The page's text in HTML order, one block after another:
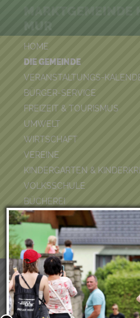
HOME
DIE GEMEINDE
VERANSTALTUNGS-
BÜRGER-SERVICE
FREIZEIT & TOURISMUS
UMWELT
WIRTSCHAFT
VEREINE
KINDERGARTEN &
VOLKSSCHULE
BÜCHEREI
FEUERWEHR
DUATHLON 2026
POOLKALENDER
MUR
Wir verwenden Cookies,
benutzerfreundlich zu
an, dass Sie mit der
einverstanden sind.